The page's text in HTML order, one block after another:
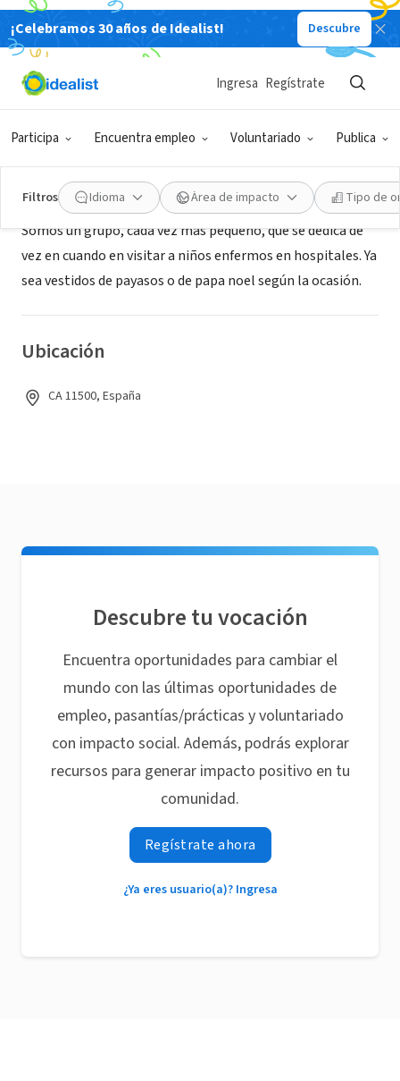
¡Celebramos 30 años de Idealist! Descubre
Participa Encuentra empleo Voluntariado Publica
Ingresa Regístrate
Filtros Idioma Área de impacto Tipo de
ORGANIZACIÓN SIN FIN DE LUCRO
Ideas para El Cambio
Acerca de
Somos un grupo, cada vez más pequeño, que se dedica de
vez en cuando en visitar a niños enfermos en hospitales. Ya
sea vestidos de payasos o de papa noel según la ocasión.
Ubicación
CA 11500, España
Descubre tu vocación
Encuentra oportunidades para cambiar el
mundo con las últimas oportunidades de
empleo, pasantías/prácticas y voluntariado
con impacto social. Además, podrás explorar
recursos para generar impacto positivo en tu
comunidad.
Regístrate ahora
¿Ya eres usuario(a)? Ingresa